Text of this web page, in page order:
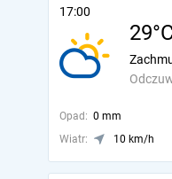
17:00
Opad: 0 mm
Wiatr:
10 km/h